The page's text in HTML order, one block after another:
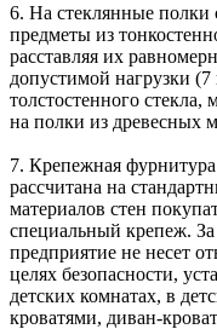
6. На стеклянные полки
предметы из
расставляя их
допустимой нагрузки
толстостенного стекла,
на полки из древесных
7. Крепежная
рассчитана на
материалов стен
специальный крепеж. За
предприятие не несет
целях безопасности,
детских комнатах, в
кроватями, диван-